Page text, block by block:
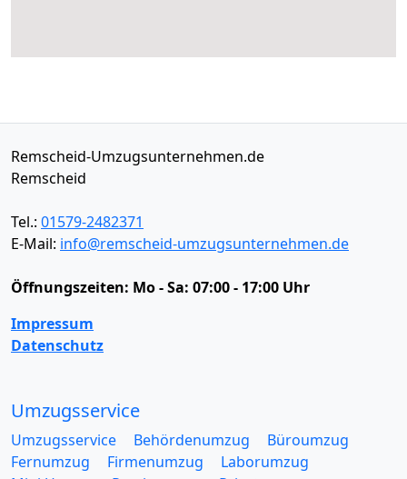
Remscheid-Umzugsunternehmen.de
Remscheid
Tel.: 01579-2482371
E-Mail: info@remscheid-umzugsunternehmen.de
Öffnungszeiten: Mo - Sa: 07:00 - 17:00 Uhr
Impressum
Datenschutz
Umzugsservice
Umzugsservice Behördenumzug
Büroumzug
Fernumzug
Firmenumzug
Laborumzug